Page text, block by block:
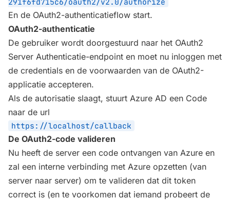
En de OAuth2-authenticatieflow start.
OAuth2-authenticatie
De gebruiker wordt doorgestuurd naar het OAuth2
Server Authenticatie-endpoint en moet nu inloggen met
de credentials en de voorwaarden van de OAuth2-
applicatie accepteren.
Als de autorisatie slaagt, stuurt Azure AD een Code
naar de url
https://localhost/callback
De OAuth2-code valideren
Nu heeft de server een code ontvangen van Azure en
zal een interne verbinding met Azure opzetten (van
server naar server) om te valideren dat dit token
correct is (en te voorkomen dat iemand probeert de